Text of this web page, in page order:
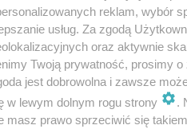
reklam, wybór
usług. Za zgodą
oraz aktywnie
Twoją prywatność, prosimy o
jest dobrowolna i zawsze
w lewym dolnym rogu strony
.
masz prawo sprzeciwić się